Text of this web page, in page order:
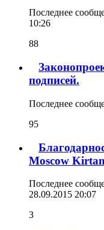
Последнее
10:26
88
подписей.
Последнее
95
Moscow
Последнее
28.09.2015 20:07
3